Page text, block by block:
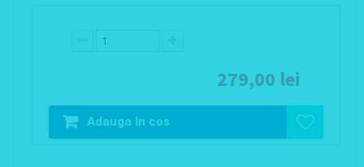
279,00 lei
Adauga In cos